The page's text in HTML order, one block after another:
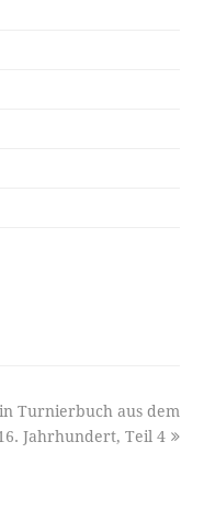
Turnierbuch aus dem
Jahrhundert, Teil 4